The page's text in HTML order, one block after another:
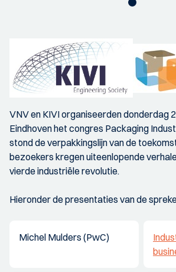
VNV en KIVI organiseerden donderdag
Eindhoven het congres Packaging
stond de verpakkingslijn van de
bezoekers kregen uiteenlopende
vierde industriële revolutie.
Hieronder de presentaties van de
Michel Mulders (PwC)